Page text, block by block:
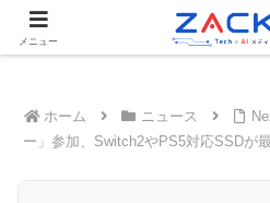
Tech×AIメディア『ZACK IT
ホーム ニュース
ー」参加、Switch2やPS5対応SSDが
メニュー